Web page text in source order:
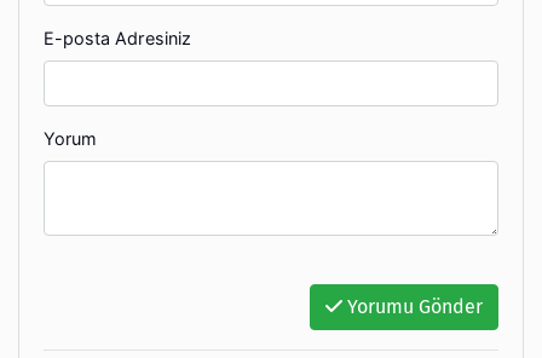
E-posta Adresiniz
Yorum
Yorumu Gönder